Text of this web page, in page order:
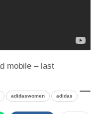
adidas
adidaswomen